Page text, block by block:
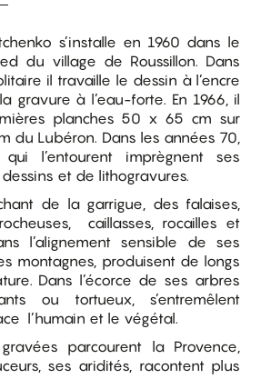
s’installe en 1960 dans le
du village de Roussillon. Dans
il travaille le dessin à l’encre
gravure à l’eau-forte. En 1966, il
planches 50 x 65 cm sur
du Lubéron. Dans les années 70,
l’entourent imprègnent ses
et de lithogravures.
de la garrigue, des falaises,
caillasses, rocailles et
l’alignement sensible de ses
montagnes, produisent de longs
Dans l’écorce de ses arbres
ou tortueux, s’entremêlent
l’humain et le végétal.
parcourent la Provence,
ses aridités, racontent plus